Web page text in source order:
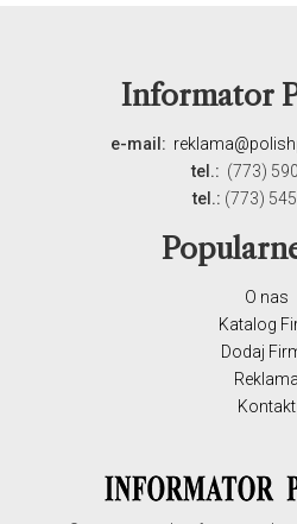
Informator
e-mail:
tel.: (773)
tel.: (773)
O nas
Katalog
Dodaj
Reklama
Kontakt